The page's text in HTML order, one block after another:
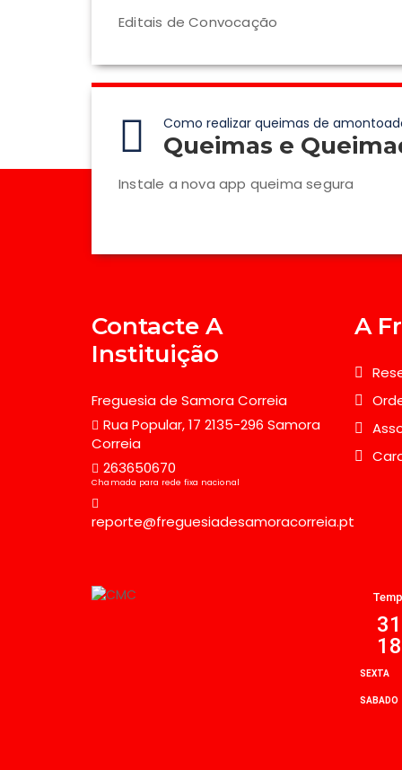
Editais de Convocação
Como realizar queimas de
Queimas e
Instale a nova app queima segura
Contacte A
Instituição
Freguesia de Samora Correia
Rua Popular, 17 2135-296 Samora
Correia
263650670
Chamada para rede fixa nacional
reporte@freguesiadesamoracorreia.pt
A